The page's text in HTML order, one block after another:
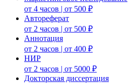
от 4 часов | от 500 ₽
Автореферат
от 2 часов | от 500 ₽
Аннотация
от 2 часов | от 400 ₽
НИР
от 2 часов | от 5000 ₽
Докторская диссертация